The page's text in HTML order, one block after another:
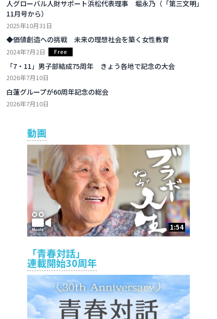
人グローバル人財サポート浜松代表理事 堀永乃（「第三文明」
11月号から）
2025年10月31日
◆価値創造への挑戦 未来の理想社会を築く女性教育
2024年7月2日
「7・11」男子部結成75周年 きょう各地で記念の大会
2026年7月10日
白蓮グループが60周年記念の総会
2026年7月10日
動画
1:54
「青春対話」
連載開始30周年